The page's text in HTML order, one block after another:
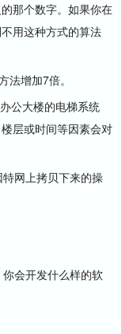
那个数字。如果你在
用这种方式的算法
法增加7倍。
公大楼的电梯系统
层或时间等因素会对
网上拷贝下来的操
会开发什么样的软